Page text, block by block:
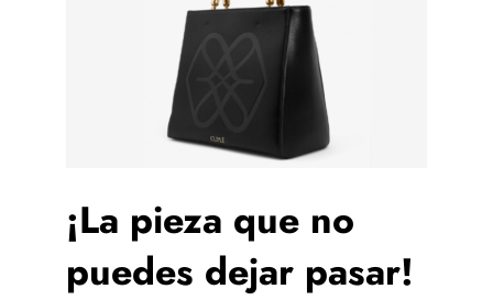
¡La pieza que no
puedes dejar pasar!